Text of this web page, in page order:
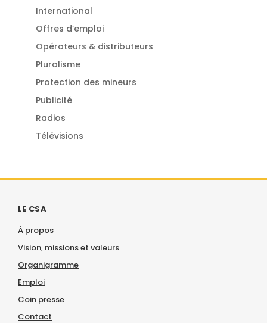
International
Offres d’emploi
Opérateurs & distributeurs
Pluralisme
Protection des mineurs
Publicité
Radios
Télévisions
LE CSA
À propos
Vision, missions et valeurs
Organigramme
Emploi
Coin presse
Contact